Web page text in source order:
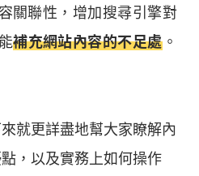
關聯性，增加搜尋引擎對
補充網站內容的不足處。
就更詳盡地幫大家瞭解內
，以及實務上如何操作